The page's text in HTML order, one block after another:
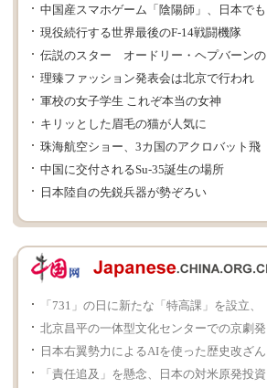
中国産スマホゲーム「陰陽師」、日本でも
大人気
現役続行する世界最後のF-14戦闘機隊
伝説のスター オードリー・ヘプバーンの
写真
理臻ファッション発表会は北京で行われ
軍校の女子学生 これぞ本当の女神
キリッとした眉毛の猫が人気に
珠海航空ショー、3カ国のアクロバット飛
行チーム
中国に交付されるSu-35誕生の場所
日本陸自の先鋭兵器が勢ぞろい